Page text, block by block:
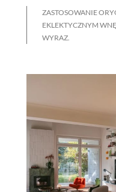
ZASTOSOWANIE
EKLEKTYCZNYM
WYRAZ.